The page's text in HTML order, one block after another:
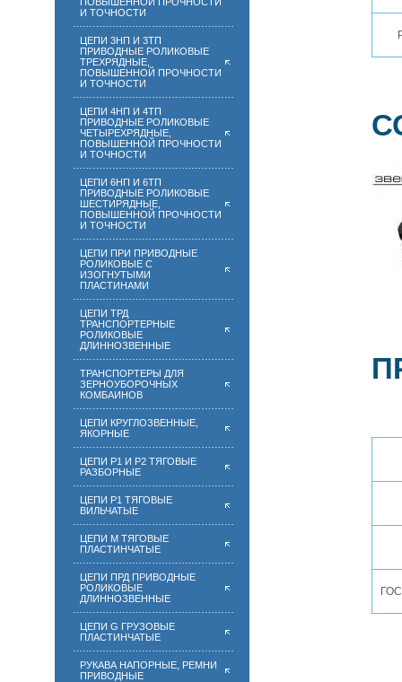
И ТОЧНОСТИ
ЦЕПИ 3НП И 3ТП
ПРИВОДНЫЕ РОЛИКОВЫЕ
ТРЕХРЯДНЫЕ,
ПОВЫШЕННОЙ ПРОЧНОСТИ
И ТОЧНОСТИ
ЦЕПИ 4НП И 4ТП
ПРИВОДНЫЕ РОЛИКОВЫЕ
ЧЕТЫРЕХРЯДНЫЕ,
ПОВЫШЕННОЙ ПРОЧНОСТИ
И ТОЧНОСТИ
ЦЕПИ 6НП И 6ТП
ПРИВОДНЫЕ РОЛИКОВЫЕ
ШЕСТИРЯДНЫЕ,
ПОВЫШЕННОЙ ПРОЧНОСТИ
И ТОЧНОСТИ
ЦЕПИ ПРИ ПРИВОДНЫЕ
РОЛИКОВЫЕ С
ИЗОГНУТЫМИ
ПЛАСТИНАМИ
ЦЕПИ ТРД
ТРАНСПОРТЕРНЫЕ
РОЛИКОВЫЕ
ДЛИННОЗВЕННЫЕ
ТРАНСПОРТЕРЫ ДЛЯ
ЗЕРНОУБОРОЧНЫХ
КОМБАИНОВ
ЦЕПИ КРУГЛОЗВЕННЫЕ,
ЯКОРНЫЕ
ЦЕПИ Р1 И Р2 ТЯГОВЫЕ
РАЗБОРНЫЕ
ЦЕПИ Р1 ТЯГОВЫЕ
ВИЛЬЧАТЫЕ
ЦЕПИ М ТЯГОВЫЕ
ПЛАСТИНЧАТЫЕ
ЦЕПИ ПРД ПРИВОДНЫЕ
РОЛИКОВЫЕ
ДЛИННОЗВЕННЫЕ
ЦЕПИ G ГРУЗОВЫЕ
ПЛАСТИНЧАТЫЕ
РУКАВА НАПОРНЫЕ, РЕМНИ
ПРИВОДНЫЕ